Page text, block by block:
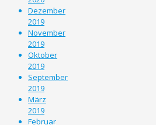
Dezember
2019
November
2019
Oktober
2019
September
2019
März
2019
Februar